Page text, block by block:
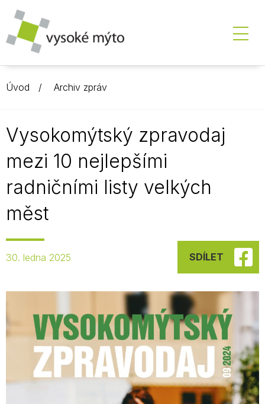
Úvod Archiv zpráv
Vysokomýtský zpravodaj
mezi 10 nejlepšími
radničními listy velkých
měst
30. ledna 2025 SDÍLET